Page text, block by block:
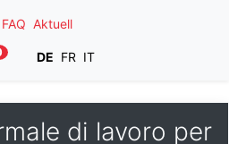
FAQ Aktuell
DE FR IT
di lavoro per